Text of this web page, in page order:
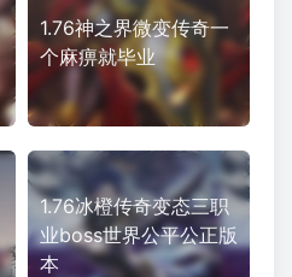
1.76神之界微变传奇一
个麻痹就毕业
1.76冰橙传奇变态三职
业boss世界公平公正版
本